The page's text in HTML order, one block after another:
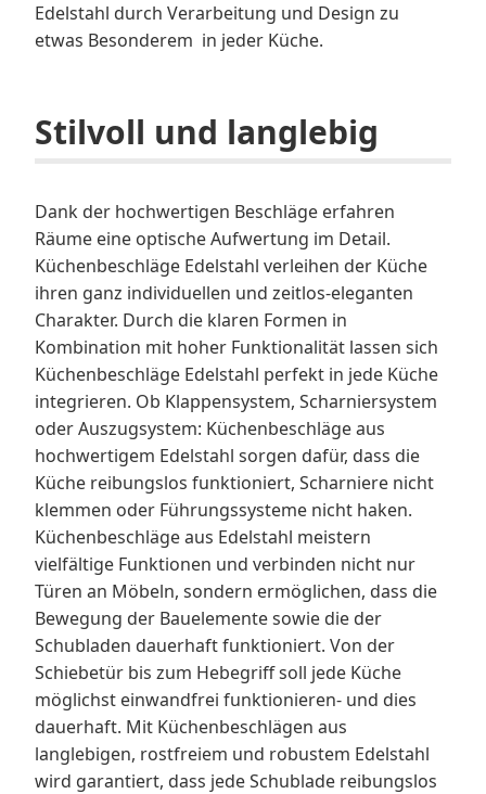
Edelstahl durch Verarbeitung und Design zu
etwas Besonderem in jeder Küche.
Stilvoll und langlebig
Dank der hochwertigen Beschläge erfahren
Räume eine optische Aufwertung im Detail.
Küchenbeschläge Edelstahl verleihen der Küche
ihren ganz individuellen und zeitlos-eleganten
Charakter. Durch die klaren Formen in
Kombination mit hoher Funktionalität lassen sich
Küchenbeschläge Edelstahl perfekt in jede Küche
integrieren. Ob Klappensystem, Scharniersystem
oder Auszugsystem: Küchenbeschläge aus
hochwertigem Edelstahl sorgen dafür, dass die
Küche reibungslos funktioniert, Scharniere nicht
klemmen oder Führungssysteme nicht haken.
Küchenbeschläge aus Edelstahl meistern
vielfältige Funktionen und verbinden nicht nur
Türen an Möbeln, sondern ermöglichen, dass die
Bewegung der Bauelemente sowie die der
Schubladen dauerhaft funktioniert. Von der
Schiebetür bis zum Hebegriff soll jede Küche
möglichst einwandfrei funktionieren- und dies
dauerhaft. Mit Küchenbeschlägen aus
langlebigen, rostfreiem und robustem Edelstahl
wird garantiert, dass jede Schublade reibungslos